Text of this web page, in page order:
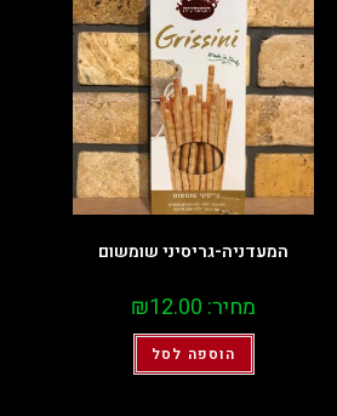
המעדניה-גריסיני שומשום
מחיר: ₪12.00
הוספה לסל